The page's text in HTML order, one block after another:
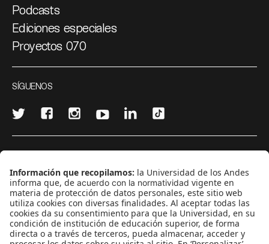
Podcasts
Ediciones especiales
Proyectos 070
SÍGUENOS
CONTÁCTANOS
cerosetenta@uniandes.edu.co
BOGOTÁ, COLOMBIA